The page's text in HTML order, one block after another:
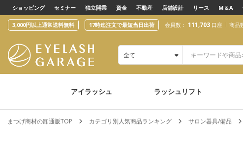
text.skipToContent
text.skipToNavigation
ショッピング セミナー 独立開業 資金 不動産 店舗設計 リース M＆A
3,000円以上通常送料無料 17時迄注文で最短当日出荷 会員数： 111,703 口座 商品
全て
アイラッシュ ラッシュリフト
まつげ商材の卸通販TOP カテゴリ別人気商品ランキング サロン器具/備品